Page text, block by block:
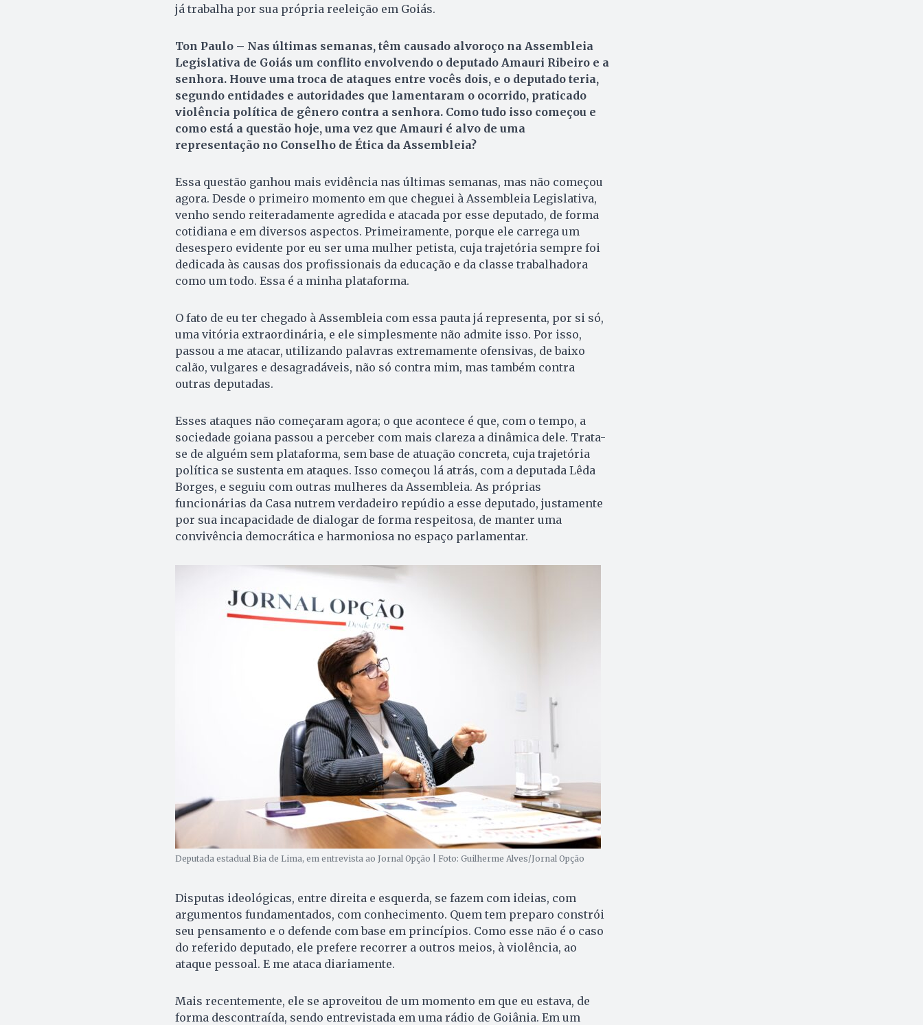
já trabalha por sua própria reeleição em Goiás.
Ton Paulo – Nas últimas semanas, têm causado alvoroço na Assembleia
Legislativa de Goiás um conflito envolvendo o deputado Amauri Ribeiro e a
senhora. Houve uma troca de ataques entre vocês dois, e o deputado teria,
segundo entidades e autoridades que lamentaram o ocorrido, praticado
violência política de gênero contra a senhora. Como tudo isso começou e
como está a questão hoje, uma vez que Amauri é alvo de uma
representação no Conselho de Ética da Assembleia?
Essa questão ganhou mais evidência nas últimas semanas, mas não começou
agora. Desde o primeiro momento em que cheguei à Assembleia Legislativa,
venho sendo reiteradamente agredida e atacada por esse deputado, de forma
cotidiana e em diversos aspectos. Primeiramente, porque ele carrega um
desespero evidente por eu ser uma mulher petista, cuja trajetória sempre foi
dedicada às causas dos profissionais da educação e da classe trabalhadora
como um todo. Essa é a minha plataforma.
O fato de eu ter chegado à Assembleia com essa pauta já representa, por si só,
uma vitória extraordinária, e ele simplesmente não admite isso. Por isso,
passou a me atacar, utilizando palavras extremamente ofensivas, de baixo
calão, vulgares e desagradáveis, não só contra mim, mas também contra
outras deputadas.
Esses ataques não começaram agora; o que acontece é que, com o tempo, a
sociedade goiana passou a perceber com mais clareza a dinâmica dele. Trata-
se de alguém sem plataforma, sem base de atuação concreta, cuja trajetória
política se sustenta em ataques. Isso começou lá atrás, com a deputada Lêda
Borges, e seguiu com outras mulheres da Assembleia. As próprias
funcionárias da Casa nutrem verdadeiro repúdio a esse deputado, justamente
por sua incapacidade de dialogar de forma respeitosa, de manter uma
convivência democrática e harmoniosa no espaço parlamentar.
Deputada estadual Bia de Lima, em entrevista ao Jornal Opção | Foto: Guilherme Alves/Jornal Opção
Disputas ideológicas, entre direita e esquerda, se fazem com ideias, com
argumentos fundamentados, com conhecimento. Quem tem preparo constrói
seu pensamento e o defende com base em princípios. Como esse não é o caso
do referido deputado, ele prefere recorrer a outros meios, à violência, ao
ataque pessoal. E me ataca diariamente.
Mais recentemente, ele se aproveitou de um momento em que eu estava, de
forma descontraída, sendo entrevistada em uma rádio de Goiânia. Em um